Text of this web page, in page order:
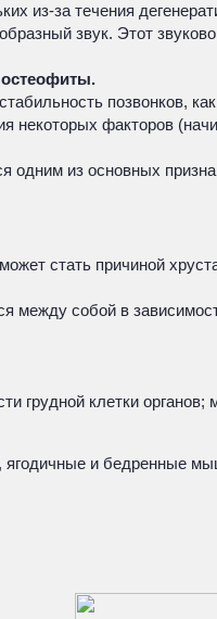
из-за течения
звук. Этот
остеофиты.
позвонков,
некоторых факторов
из основных
стать причиной
собой в
грудной клетки органов;
ягодичные и бедренные